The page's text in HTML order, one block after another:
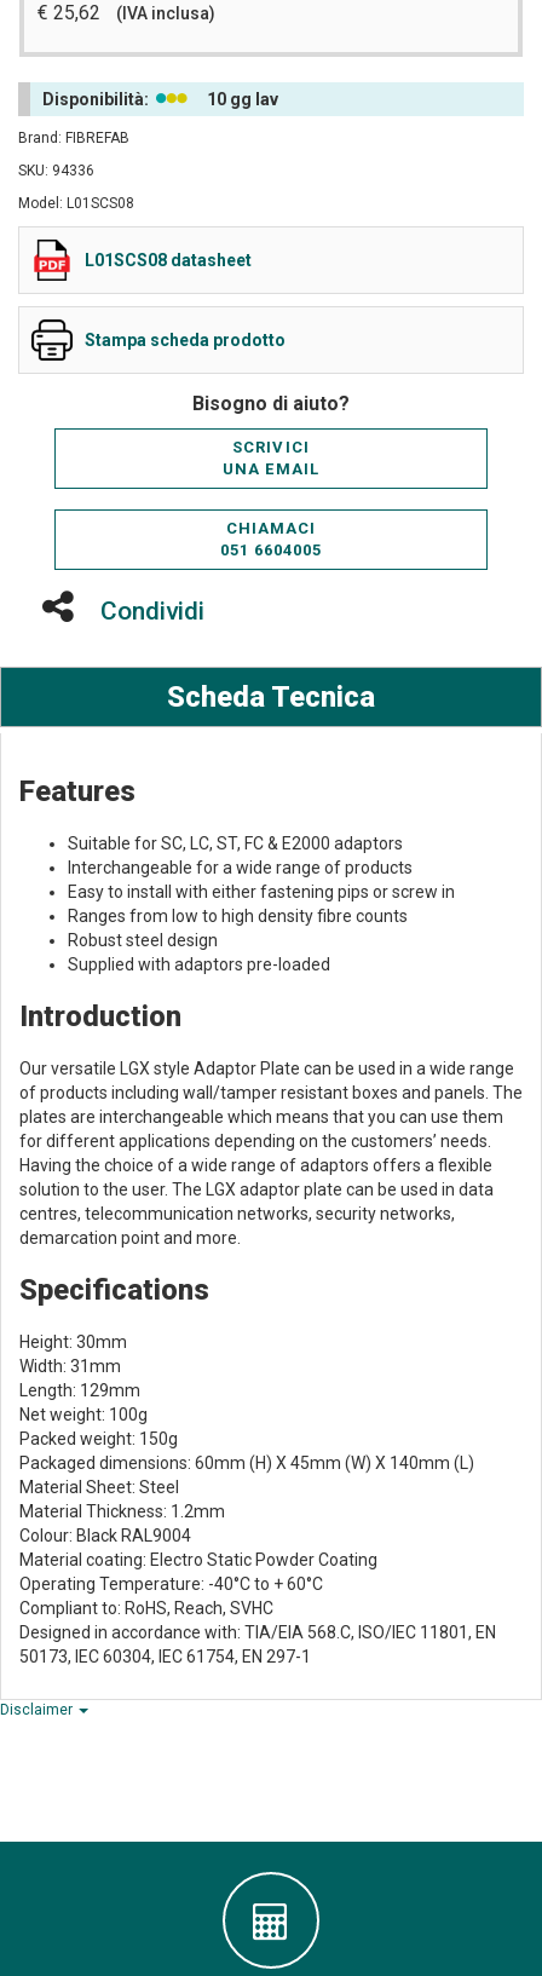
€ 25,62 (IVA inclusa)
Disponibilità: 10 gg lav
Brand: FIBREFAB
SKU: 94336
Model: L01SCS08
L01SCS08 datasheet
Stampa scheda prodotto
Bisogno di aiuto?
SCRIVICI
UNA EMAIL
CHIAMACI
051 6604005
Condividi
Scheda Tecnica
Features
Suitable for SC, LC, ST, FC & E2000 adaptors
Interchangeable for a wide range of products
Easy to install with either fastening pips or screw in
Ranges from low to high density fibre counts
Robust steel design
Supplied with adaptors pre-loaded
Introduction
Our versatile LGX style Adaptor Plate can be used in a wide range
of products including wall/tamper resistant boxes and panels. The
plates are interchangeable which means that you can use them
for different applications depending on the customers’ needs.
Having the choice of a wide range of adaptors offers a flexible
solution to the user. The LGX adaptor plate can be used in data
centres, telecommunication networks, security networks,
demarcation point and more.
Specifications
Height: 30mm
Width: 31mm
Length: 129mm
Net weight: 100g
Packed weight: 150g
Packaged dimensions: 60mm (H) X 45mm (W) X 140mm (L)
Material Sheet: Steel
Material Thickness: 1.2mm
Colour: Black RAL9004
Material coating: Electro Static Powder Coating
Operating Temperature: -40°C to + 60°C
Compliant to: RoHS, Reach, SVHC
Designed in accordance with: TIA/EIA 568.C, ISO/IEC 11801, EN
50173, IEC 60304, IEC 61754, EN 297-1
Disclaimer